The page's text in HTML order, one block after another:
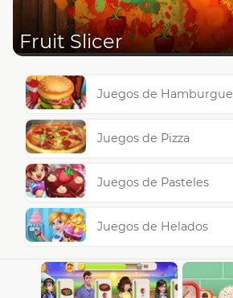
Fruit Slicer
Juegos de
Juegos de Pizza
Juegos de Pasteles
Juegos de Helados